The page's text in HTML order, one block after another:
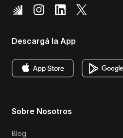
Descargá la App
Sobre Nosotros
Blog